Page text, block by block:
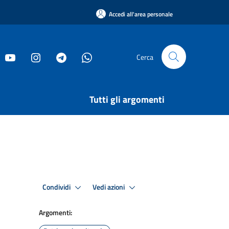
Accedi all'area personale
Cerca
Tutti gli argomenti
Condividi Vedi azioni
Argomenti: